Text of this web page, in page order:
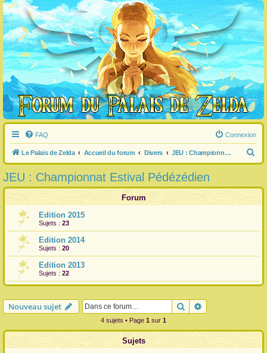
FAQ Connexion
Le Palais de Zelda Accueil du forum Divers JEU : Championnat Estival Pédézédien
e
r
JEU : Championnat Estival Pédézédien
Forum
Edition 2015
Sujets : 23
Edition 2014
Sujets : 20
Edition 2013
Sujets : 22
Nouveau sujet Rechercher
4 sujets • Page 1 sur 1
Sujets